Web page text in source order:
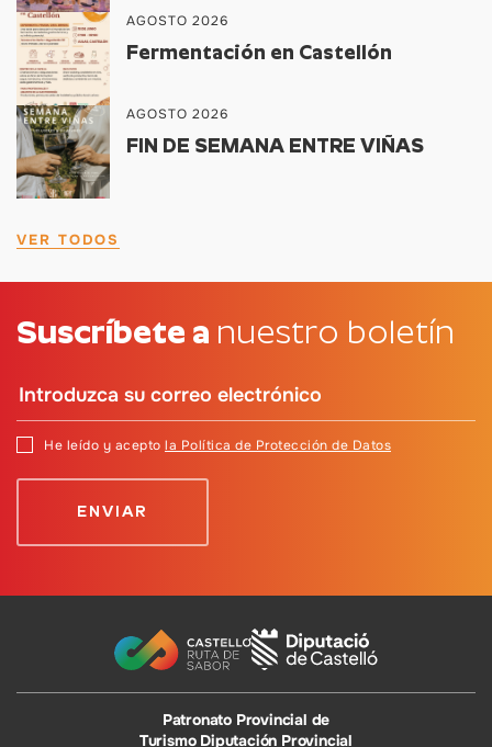
AGOSTO 2026
Fermentación en Castellón
AGOSTO 2026
FIN DE SEMANA ENTRE VIÑAS
VER TODOS
Suscríbete a nuestro boletín
He leído y acepto la Política de Protección de Datos
Patronato Provincial de
Turismo Diputación Provincial